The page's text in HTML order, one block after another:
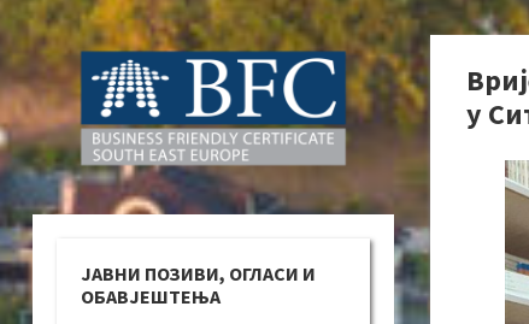
у
ЈАВНИ ПОЗИВИ, ОГЛАСИ И
ОБАВЈЕШТЕЊА